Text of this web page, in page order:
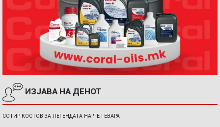
ИЗЈАВА НА ДЕНОТ
СОТИР КОСТОВ ЗА ЛЕГЕНДАТА НА ЧЕ ГЕВАРА